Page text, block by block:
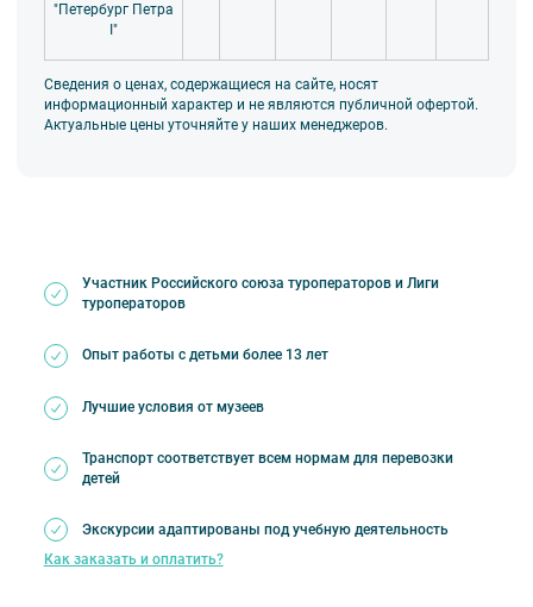
"Петербург Петра
I"
Сведения о ценах, содержащиеся на сайте, носят
информационный характер и не являются публичной офертой.
Актуальные цены уточняйте у наших менеджеров.
Участник Российского союза туроператоров и Лиги
туроператоров
Опыт работы с детьми более 13 лет
Лучшие условия от музеев
Транспорт соответствует всем нормам для перевозки
детей
Экскурсии адаптированы под учебную деятельность
Как заказать и оплатить?